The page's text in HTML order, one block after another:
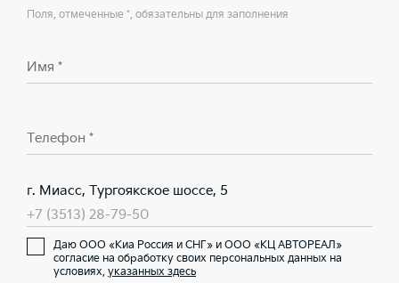
Поля, отмеченные *, обязательны для заполнения
Имя *
Телефон *
г. Миасс, Тургоякское шоссе, 5
+7 (3513) 28-79-50
Даю ООО «Киа Россия и СНГ» и ООО «КЦ АВТОРЕАЛ»
согласие на обработку своих персональных данных на
условиях, указанных здесь